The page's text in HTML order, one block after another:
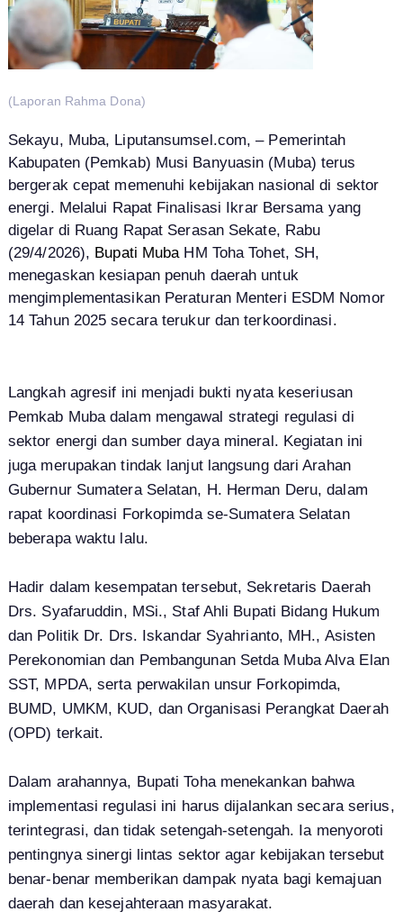
(Laporan Rahma Dona)
Sekayu, Muba, Liputansumsel.com, – Pemerintah
Kabupaten (Pemkab) Musi Banyuasin (Muba) terus
bergerak cepat memenuhi kebijakan nasional di sektor
energi. Melalui Rapat Finalisasi Ikrar Bersama yang
digelar di Ruang Rapat Serasan Sekate, Rabu
(29/4/2026), Bupati Muba HM Toha Tohet, SH,
menegaskan kesiapan penuh daerah untuk
mengimplementasikan Peraturan Menteri ESDM Nomor
14 Tahun 2025 secara terukur dan terkoordinasi.
Langkah agresif ini menjadi bukti nyata keseriusan
Pemkab Muba dalam mengawal strategi regulasi di
sektor energi dan sumber daya mineral. Kegiatan ini
juga merupakan tindak lanjut langsung dari Arahan
Gubernur Sumatera Selatan, H. Herman Deru, dalam
rapat koordinasi Forkopimda se-Sumatera Selatan
beberapa waktu lalu.
Hadir dalam kesempatan tersebut, Sekretaris Daerah
Drs. Syafaruddin, MSi., Staf Ahli Bupati Bidang Hukum
dan Politik Dr. Drs. Iskandar Syahrianto, MH., Asisten
Perekonomian dan Pembangunan Setda Muba Alva Elan
SST, MPDA, serta perwakilan unsur Forkopimda,
BUMD, UMKM, KUD, dan Organisasi Perangkat Daerah
(OPD) terkait.
Dalam arahannya, Bupati Toha menekankan bahwa
implementasi regulasi ini harus dijalankan secara serius,
terintegrasi, dan tidak setengah-setengah. Ia menyoroti
pentingnya sinergi lintas sektor agar kebijakan tersebut
benar-benar memberikan dampak nyata bagi kemajuan
daerah dan kesejahteraan masyarakat.